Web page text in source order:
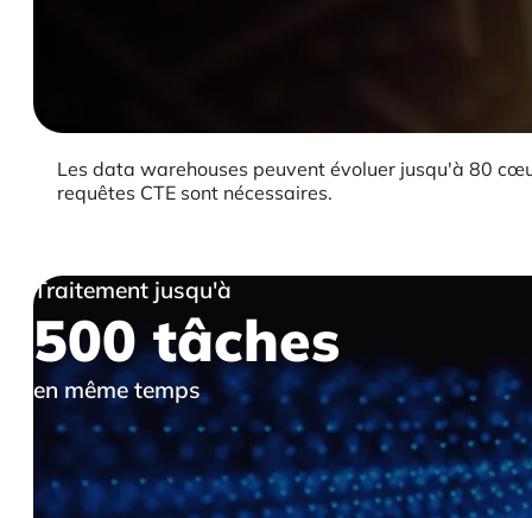
Les data warehouses peuvent évoluer jusqu'à 80
requêtes CTE sont nécessaires.
Traitement jusqu'à
500 tâches
en même temps